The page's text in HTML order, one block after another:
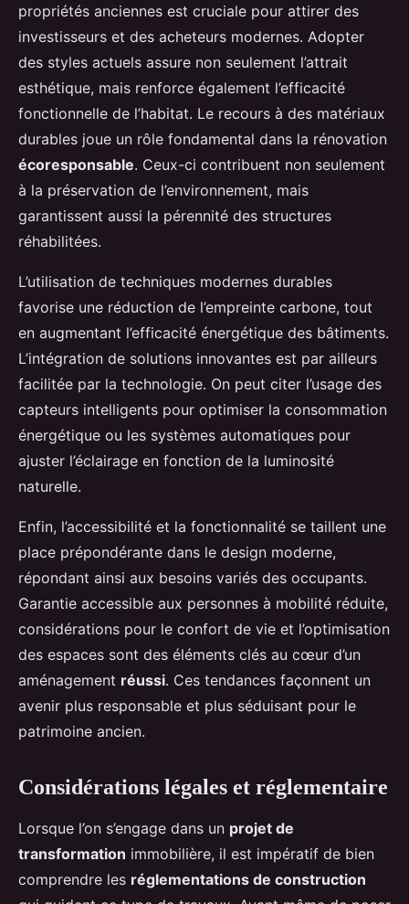
propriétés anciennes est cruciale pour attirer des
investisseurs et des acheteurs modernes. Adopter
des styles actuels assure non seulement l’attrait
esthétique, mais renforce également l’efficacité
fonctionnelle de l’habitat. Le recours à des matériaux
durables joue un rôle fondamental dans la rénovation
écoresponsable. Ceux-ci contribuent non seulement
à la préservation de l’environnement, mais
garantissent aussi la pérennité des structures
réhabilitées.
L’utilisation de techniques modernes durables
favorise une réduction de l’empreinte carbone, tout
en augmentant l’efficacité énergétique des bâtiments.
L’intégration de solutions innovantes est par ailleurs
facilitée par la technologie. On peut citer l’usage des
capteurs intelligents pour optimiser la consommation
énergétique ou les systèmes automatiques pour
ajuster l’éclairage en fonction de la luminosité
naturelle.
Enfin, l’accessibilité et la fonctionnalité se taillent une
place prépondérante dans le design moderne,
répondant ainsi aux besoins variés des occupants.
Garantie accessible aux personnes à mobilité réduite,
considérations pour le confort de vie et l’optimisation
des espaces sont des éléments clés au cœur d’un
aménagement réussi. Ces tendances façonnent un
avenir plus responsable et plus séduisant pour le
patrimoine ancien.
Considérations légales et réglementaire
Lorsque l’on s’engage dans un projet de
transformation immobilière, il est impératif de bien
comprendre les réglementations de construction